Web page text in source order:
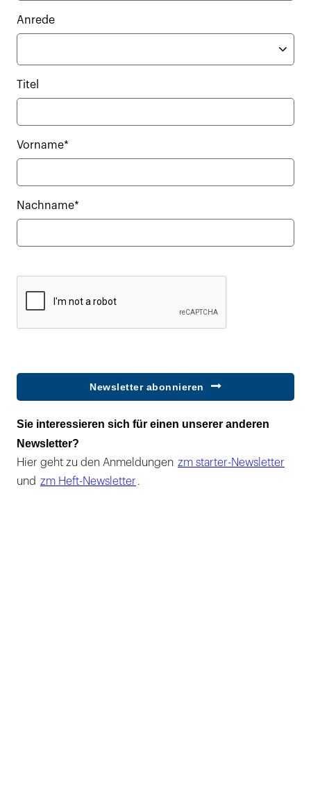
Anrede
Titel
Vorname*
Nachname*
Newsletter abonnieren
Sie interessieren sich für einen unserer anderen
Newsletter?
Hier geht zu den Anmeldungen zm starter-Newsletter
und zm Heft-Newsletter .